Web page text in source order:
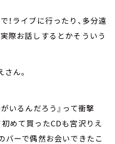
！ライブに行ったり、多分遠
際お話しするとかそういう
ん。
いるんだろう』って衝撃
めて買ったCDも宮沢りえ
バーで偶然お会いできたこ